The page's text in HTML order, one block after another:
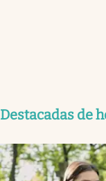
Destacadas de